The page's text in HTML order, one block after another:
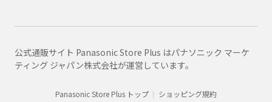
公式通販サイト Panasonic Store Plus はパナソニック マーケ
ティング ジャパン株式会社が運営しています。
Panasonic Store Plus トップ
ショッピング規約